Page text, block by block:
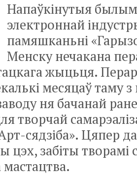
Напаўкінутыя былым
электроннай
памяшканьні
Менску нечакана
жыцьця.
месяцаў таму
ня бачанай
творчай
сядзіба». Цяпер
цэх, забіты творамі
мастацтва.